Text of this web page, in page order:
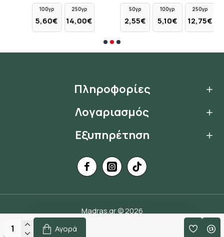
Αγορά
100γρ
5,60€
250γρ
14,00€
50γρ
2,55€
100γρ
5,10€
250γρ
12,75€
Πληροφορίες
Λογαριασμός
Εξυπηρέτηση
Madras.gr © 2026
Handcrafted by